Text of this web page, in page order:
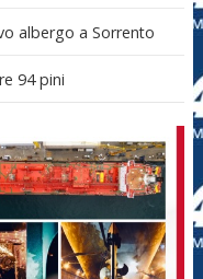
albergo a Sorrento
94 pini